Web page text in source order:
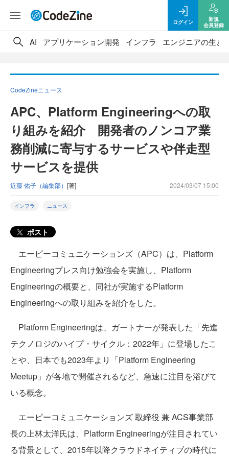
ログイン
新規
会員登録
AI アプリケーション開発 インフラ エンジニアの生き
CodeZineニュース
APC、Platform Engineeringへの取
り組みを紹介 開発者のノンコア業
務削減に寄与するサービスや伴走型
サービスを提供
近藤 佑子（編集部） [著] 2024/03/07 15:00
インフラ ニュース
ポスト
エーピーコミュニケーションズ（APC）は、Platform
Engineeringプレス向け勉強会を実施し、Platform
Engineeringの概要と、同社が実施するPlatform
Engineeringへの取り組みを紹介をした。
Platform Engineeringは、ガートナーが発表した「先進
テクノロジのハイプ・サイクル：2022年」に登場したこ
とや、日本でも2023年より「Platform Engineering
Meetup」が各地で開催されるなど、急速に注目を浴びて
いる概念。
エーピーコミュニケーションズ 取締役 兼 ACS事業部
長の上林太洋氏は、Platform Engineeringが注目されてい
る背景として、2015年以降クラウドネイティブの時代に